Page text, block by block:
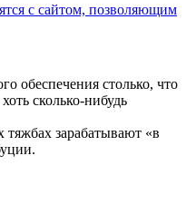
с сайтом, позволяющим
обеспечения столько, что
сколько-нибудь
зарабатывают «в